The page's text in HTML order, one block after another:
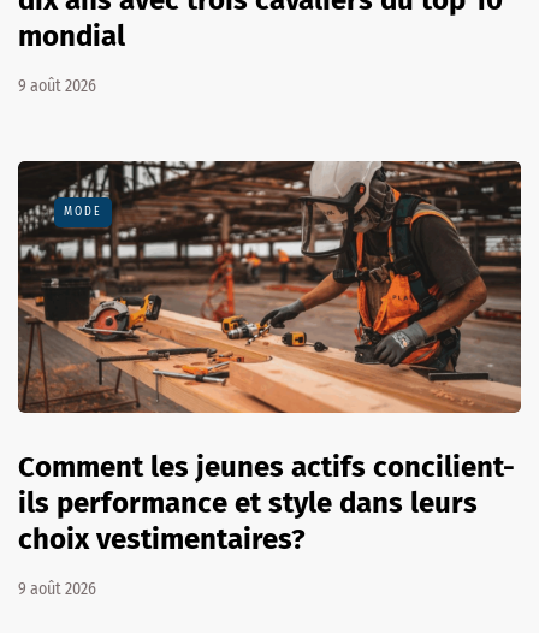
mondial
9 août 2026
MODE
Comment les jeunes actifs concilient-
ils performance et style dans leurs
choix vestimentaires?
9 août 2026